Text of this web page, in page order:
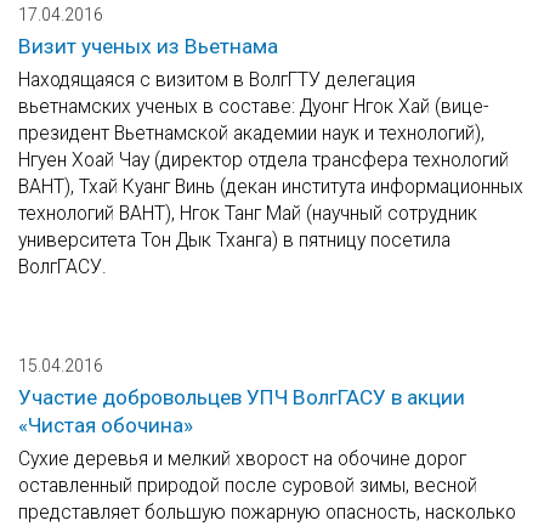
17.04.2016
Визит ученых из Вьетнама
Находящаяся с визитом в ВолгГТУ делегация
вьетнамских ученых в составе: Дуонг Нгок Хай (вице-
президент Вьетнамской академии наук и технологий),
Нгуен Хоай Чау (директор отдела трансфера технологий
ВАНТ), Тхай Куанг Винь (декан института информационных
технологий ВАНТ), Нгок Танг Май (научный сотрудник
университета Тон Дык Тханга) в пятницу посетила
ВолгГАСУ.
15.04.2016
Участие добровольцев УПЧ ВолгГАСУ в акции
«Чистая обочина»
Сухие деревья и мелкий хворост на обочине дорог
оставленный природой после суровой зимы, весной
представляет большую пожарную опасность, насколько